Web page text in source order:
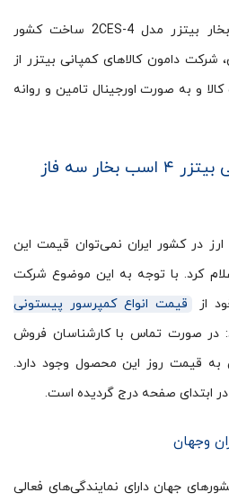
کمپرسور پیستونی ۴ اسب بخار بیتزر مدل 2CES-4 ساخت کشور
شرکت دامون کالاهای کمپانی بیتزر از
و به صورت اورجینال تامین و روانه
قیمت کمپرسور پیستونی بیتزر ۴ اسب بخار سه فاز
در کشور ایران نمی‌توان قیمت این
کرد. با توجه به این موضوع شرکت
از
قیمت انواع کمپرسور پیستونی
در صورت تماس با کارشناسان فروش
به قیمت روز این محصول وجود دارد.
ابتدای صفحه درج گردیده است.
وجهان
جهان دارای نمایندگی‌های فعالی